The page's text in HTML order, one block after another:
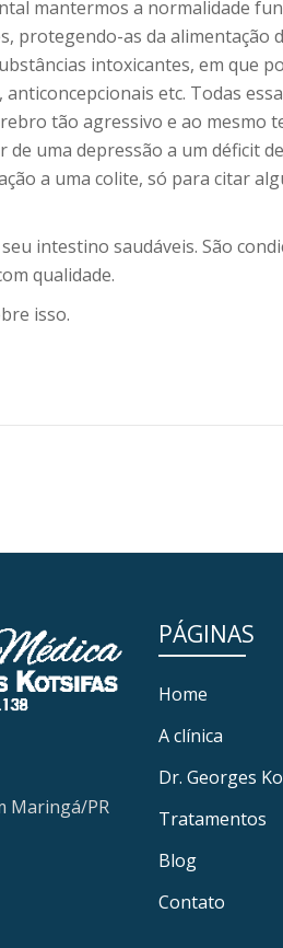
mantermos a normalidade
protegendo-as da alimentação
intoxicantes, em que
etc. Todas
tão agressivo e ao mesmo
uma depressão a um déficit
a uma colite, só para citar
intestino saudáveis. São
qualidade.
isso.
Maringá/PR
PÁGINAS
Home
A clínica
Dr. Georges
Tratamentos
Blog
Contato